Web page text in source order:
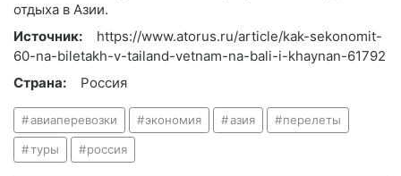
отдыха в Азии.
Источник:
https://www.atorus.ru/article/kak-sekonomit-
60-na-biletakh-v-tailand-vetnam-na-bali-i-khaynan-61792
Страна:
Россия
авиаперевозки экономия азия перелеты
туры россия